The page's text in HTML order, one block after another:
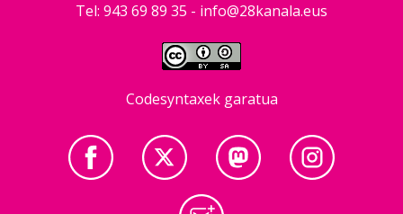
Tel: 943 69 89 35 - info@28kanala.eus
Codesyntaxek garatua